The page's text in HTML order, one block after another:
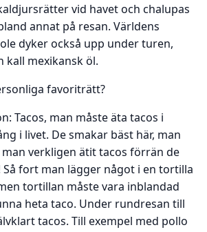
vid havet och chalupas
annat på resan. Världens
dyker också upp under turen,
kall mexikansk öl.
favoriträtt?
Tacos, man måste äta tacos i
i livet. De smakar bäst här, man
verkligen ätit tacos förrän de
fort man lägger något i en tortilla
tortillan måste vara inblandad
heta taco. Under rundresan till
tacos. Till exempel med pollo